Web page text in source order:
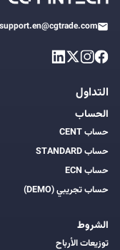
support.en@cgtrade.com
التداول
الحساب
حساب CENT
حساب STANDARD
حساب ECN
حساب تجريبي (DEMO)
الشروط
توزيعات الأرباح